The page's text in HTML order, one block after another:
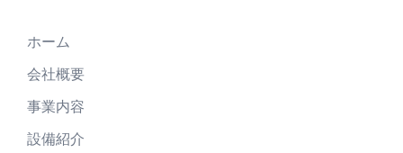
ホーム
会社概要
事業内容
設備紹介